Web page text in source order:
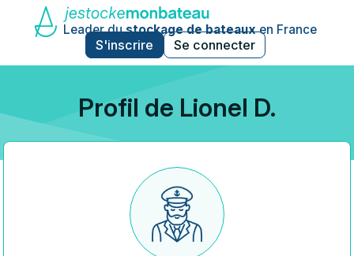
Leader dustockage de bateauxen France
S'inscrire Se connecter
Profil de Lionel D.